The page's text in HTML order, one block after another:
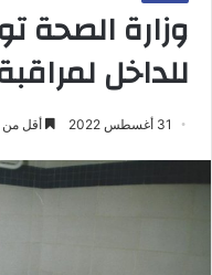
وزارة الصحة
للداخل
31 أغسطس 2022 أقل من